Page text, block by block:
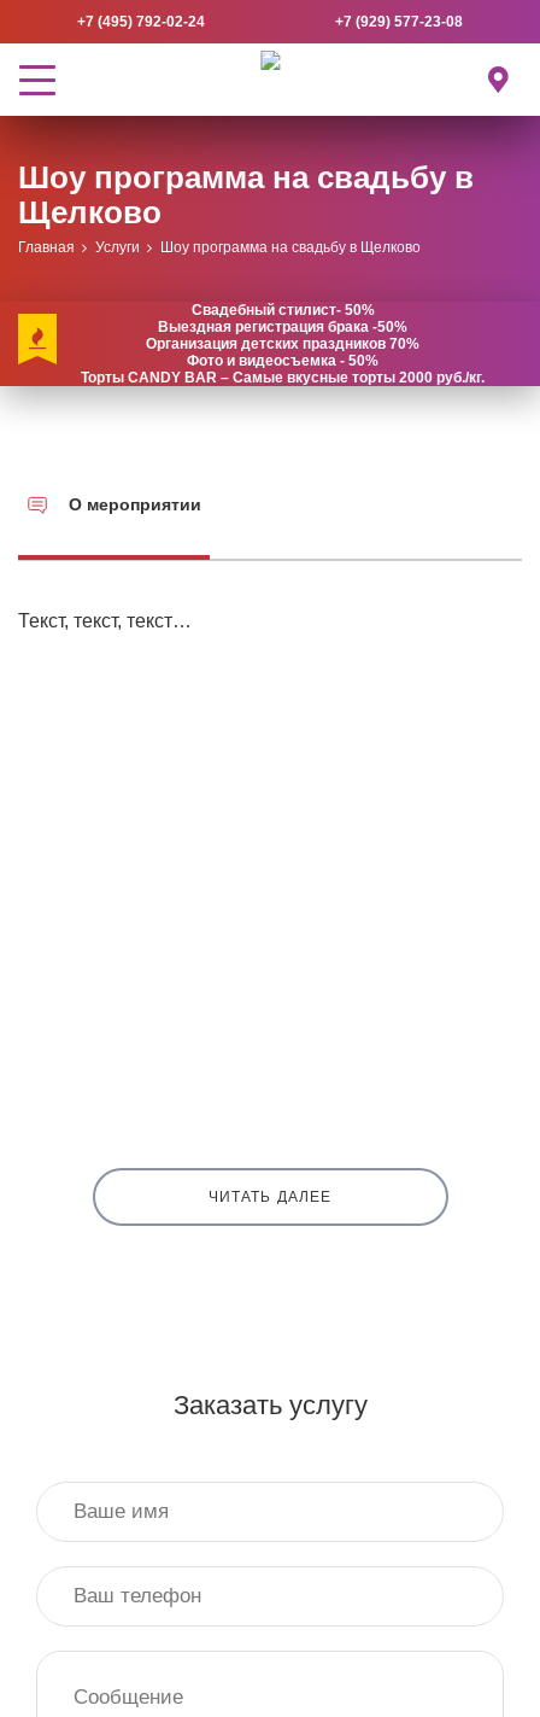
+7 (495) 792-02-24 +7 (929) 577-23-08
Шоу программа на свадьбу в
Щелково
Главная Услуги Шоу программа на свадьбу в Щелково
Свадебный стилист- 50%
Выездная регистрация брака -50%
Организация детских праздников 70%
Фото и видеосъемка - 50%
Торты CANDY BAR – Самые вкусные торты 2000 руб./кг.
О мероприятии
Текст, текст, текст…
ЧИТАТЬ ДАЛЕЕ
Заказать услугу